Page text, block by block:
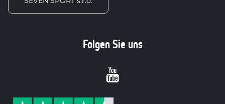
Folgen Sie uns
Youtube